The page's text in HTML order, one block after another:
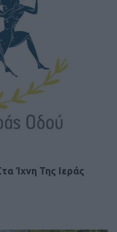
Ίχνη Της Ιεράς